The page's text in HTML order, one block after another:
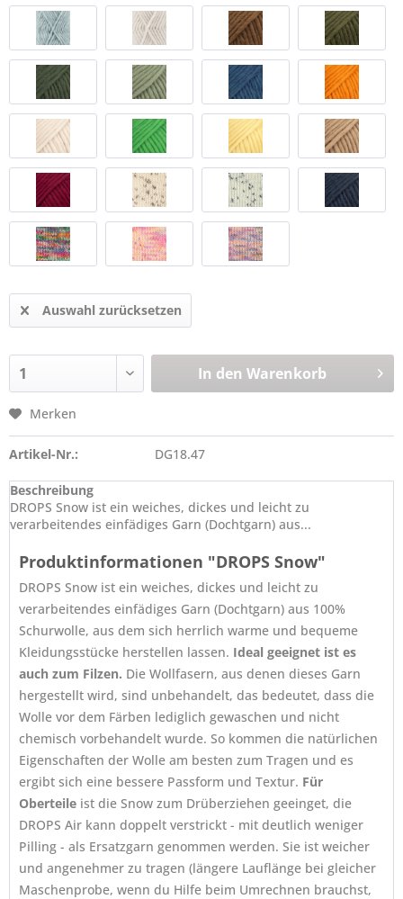
Auswahl zurücksetzen
In den Warenkorb
Merken
Artikel-Nr.: DG18.47
Beschreibung
DROPS Snow ist ein weiches, dickes und leicht zu
verarbeitendes einfädiges Garn (Dochtgarn) aus...
Produktinformationen "DROPS Snow"
DROPS Snow ist ein weiches, dickes und leicht zu
verarbeitendes einfädiges Garn (Dochtgarn) aus 100%
Schurwolle, aus dem sich herrlich warme und bequeme
Kleidungsstücke herstellen lassen. Ideal geeignet ist es
auch zum Filzen. Die Wollfasern, aus denen dieses Garn
hergestellt wird, sind unbehandelt, das bedeutet, dass die
Wolle vor dem Färben lediglich gewaschen und nicht
chemisch vorbehandelt wurde. So kommen die natürlichen
Eigenschaften der Wolle am besten zum Tragen und es
ergibt sich eine bessere Passform und Textur. Für
Oberteile ist die Snow zum Drüberziehen geeinget, die
DROPS Air kann doppelt verstrickt - mit deutlich weniger
Pilling - als Ersatzgarn genommen werden. Sie ist weicher
und angenehmer zu tragen (längere Lauflänge bei gleicher
Maschenprobe, wenn du Hilfe beim Umrechnen brauchst,